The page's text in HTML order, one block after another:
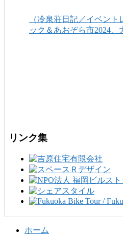
（冷泉荘日記／イベン
ック＆あおぞら市2024
リンク集
ホーム